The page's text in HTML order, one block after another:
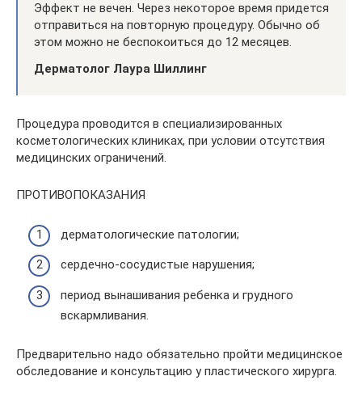
Эффект не вечен. Через некоторое время придется
отправиться на повторную процедуру. Обычно об
этом можно не беспокоиться до 12 месяцев.
Дерматолог Лаура Шиллинг
Процедура проводится в специализированных
косметологических клиниках, при условии отсутствия
медицинских ограничений.
ПРОТИВОПОКАЗАНИЯ
дерматологические патологии;
сердечно-сосудистые нарушения;
период вынашивания ребенка и грудного
вскармливания.
Предварительно надо обязательно пройти медицинское
обследование и консультацию у пластического хирурга.